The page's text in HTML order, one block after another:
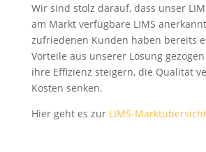
Wir sind stolz darauf, dass unser
am Markt verfügbare LIMS
zufriedenen Kunden haben bereits
Vorteile aus unserer Lösung
ihre Effizienz steigern, die Qualität
Kosten senken.
Hier geht es zur LIMS-Marktübersicht